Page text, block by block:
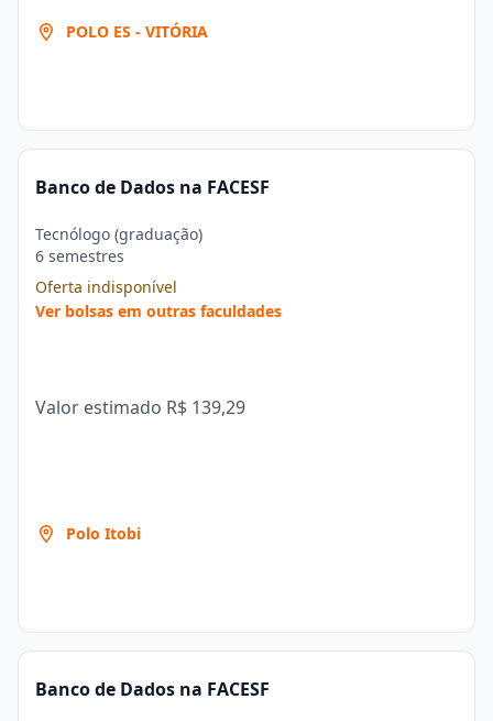
POLO ES - VITÓRIA
Banco de Dados na FACESF
Tecnólogo (graduação)
6 semestres
Oferta indisponível
Ver bolsas em outras faculdades
Valor estimado R$ 139,29
Polo Itobi
Banco de Dados na FACESF